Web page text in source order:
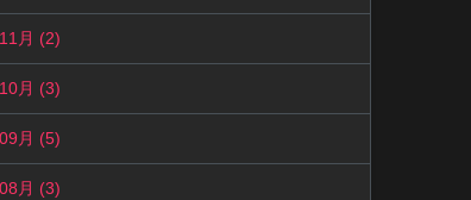
月 (2)
月 (3)
月 (5)
月 (3)